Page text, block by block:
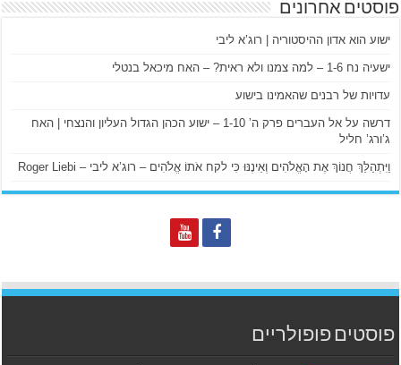
פוסטים אחרונים
ישוע הוא אדון ההיסטוריה | רוג’א ליבי
ישעיה נח 1-6 – למה צמנו ולא ראית? – האח מיכאל בנטלי
עדויות של רבנים שהאמינו בישוע
דרשה על אל העברים פרק ה’ 1-10 – ישוע הכהן הגדול העליון והנצחי | האח
ג’ורג’ חליל
וַיִּתְהַלֵּךְ חֲנוֹךְ אֶת הָאֱלֹהִים וְאֵינֶנּוּ כִּי לקח אֹתוֹ אֱלֹהִים – רוג’א ליבי – Roger Liebi
פוסטים פופולריים